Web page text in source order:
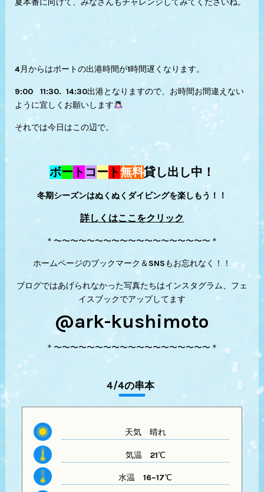
夏本番に向けて、みなさんもチャレンジしてみてくださいね。
4月からはボートの出港時間が1時間遅くなります。
9:00 11:30. 14:30出港となりますので、お時間お間違えない
ように宜しくお願いします
それでは今日はこの辺で。
ボー ト コー ト無料貸し出し中！
冬期シーズンはぬくぬくダイビングを楽しもう！！
詳しくはここをクリック
＊〜〜〜〜〜〜〜〜〜〜〜〜〜〜〜〜〜〜〜＊
ホームページのブックマーク＆SNSもお忘れなく！！
ブログではあげられなかった写真たちはインスタグラム、フェ
イスブックでアップしてます
@ark-kushimoto
＊〜〜〜〜〜〜〜〜〜〜〜〜〜〜〜〜〜〜〜＊
4/4の串本
天気晴れ
気温 21℃
水温 16~17℃